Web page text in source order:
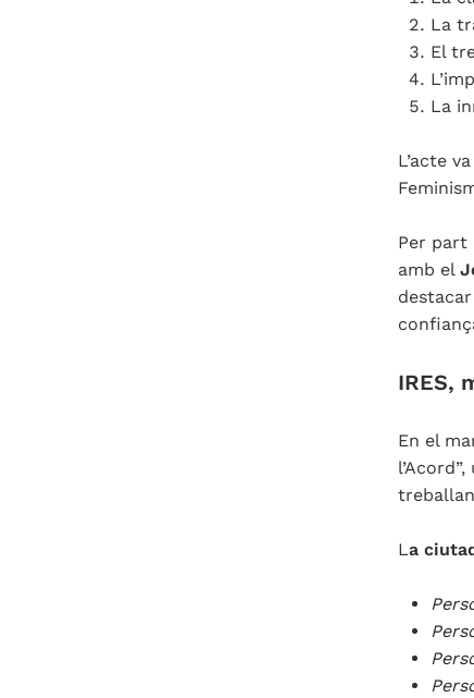
La
El
La
L’acte
Per part
amb el
IRES,
En el
La